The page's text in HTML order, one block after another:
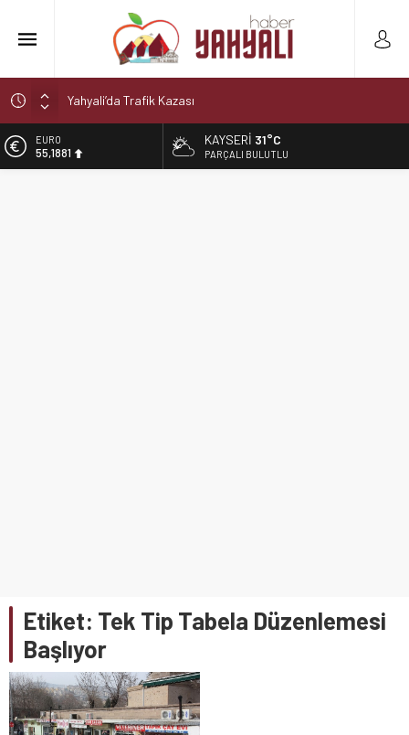
Yahyali’da Trafik Kazası
Yahyali’da Ekmeğe Zam
Kayseri Derbisi Yahyalıspor ile Develigücü Arasında
Oynanacak
EURO
55,1881
KAYSERI 31°C
PARÇALI BULUTLU
Etiket: Tek Tip Tabela Düzenlemesi
Başlıyor